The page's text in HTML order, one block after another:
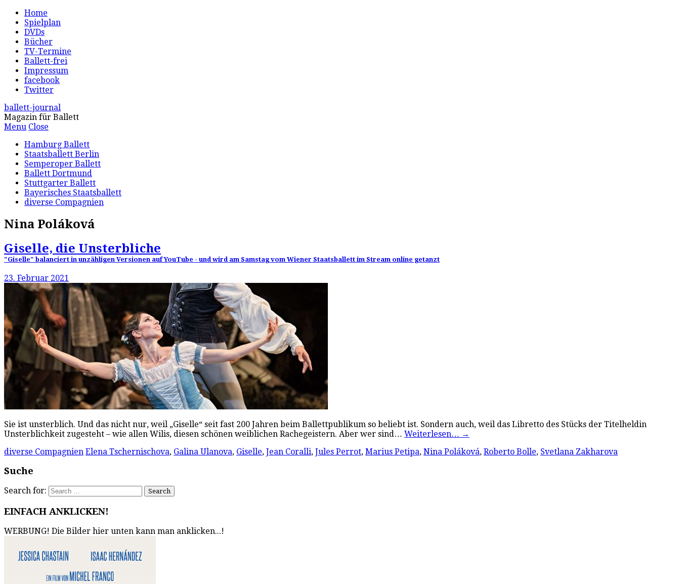
Home
Spielplan
DVDs
Bücher
TV-Termine
Ballett-frei
Impressum
facebook
Twitter
ballett-journal
Magazin für Ballett
Menu Close
Hamburg Ballett
Staatsballett Berlin
Semperoper Ballett
Ballett Dortmund
Stuttgarter Ballett
Bayerisches Staatsballett
diverse Compagnien
Nina Poláková
Giselle, die Unsterbliche
"Giselle" balanciert in unzähligen Versionen auf YouTube - und wird am Samstag vom Wiener Staatsballett im Stream online getanzt
23. Februar 2021
Sie ist unsterblich. Und das nicht nur, weil „Giselle“ seit fast 200 Jahren beim Ballettpublikum so beliebt ist. Sondern auch, weil das Libretto des Stücks der Titelheldin
Unsterblichkeit zugesteht – wie allen Wilis, diesen schönen weiblichen Rachegeistern. Aber wer sind… Weiterlesen… →
diverse Compagnien Elena Tschernischova, Galina Ulanova, Giselle, Jean Coralli, Jules Perrot, Marius Petipa, Nina Poláková, Roberto Bolle, Svetlana Zakharova
Suche
Search for:
EINFACH ANKLICKEN!
WERBUNG! Die Bilder hier unten kann man anklicken...!